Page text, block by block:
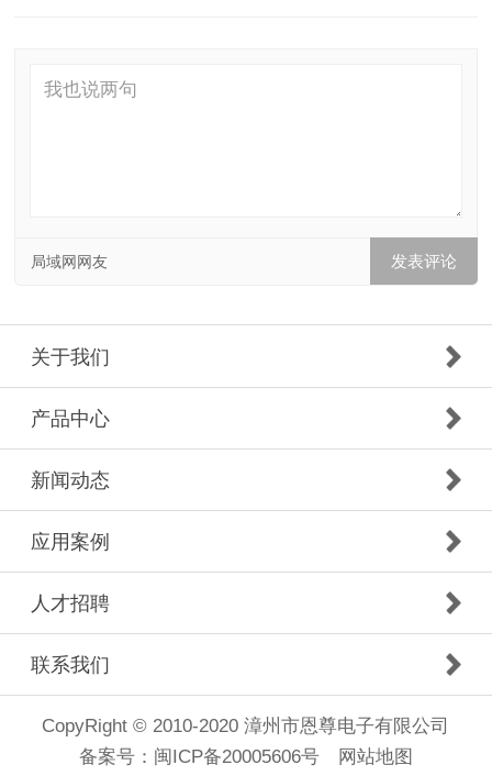
局域网网友
关于我们
产品中心
新闻动态
应用案例
人才招聘
联系我们
CopyRight © 2010-2020 漳州市恩尊电子有限公司
备案号： 闽ICP备20005606号 网站地图